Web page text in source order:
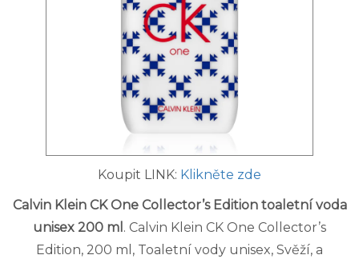
Koupit LINK: Klikněte zde
Calvin Klein CK One Collector’s Edition toaletní voda
unisex 200 ml . Calvin Klein CK One Collector’s
Edition, 200 ml, Toaletní vody unisex, Svěží, a